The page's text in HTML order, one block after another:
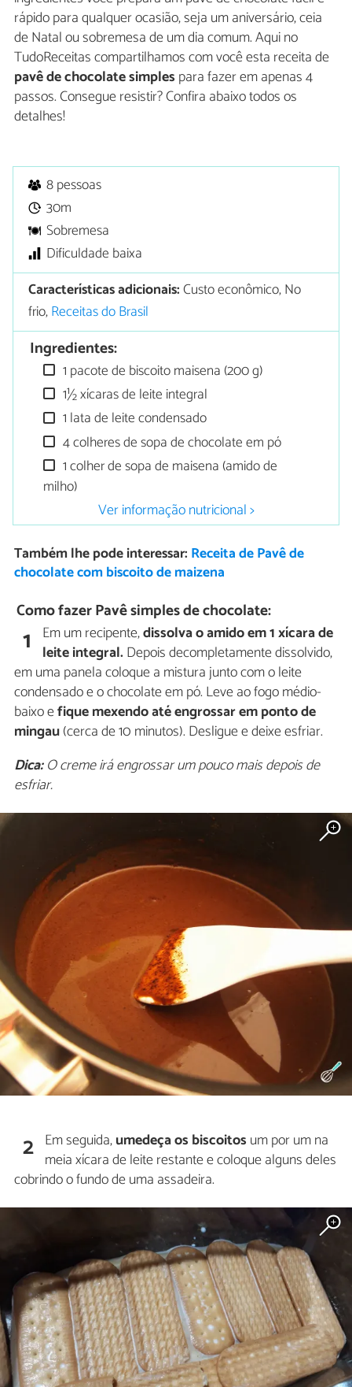
rápido para qualquer ocasião, seja um aniversário, ceia
de Natal ou sobremesa de um dia comum. Aqui no
TudoReceitas compartilhamos com você esta receita de
pavê de chocolate simples para fazer em apenas 4
passos. Consegue resistir? Confira abaixo todos os
detalhes!
8 pessoas
30m
Sobremesa
Dificuldade baixa
Características adicionais:Custo econômico, No
frio,Receitas do Brasil
Ingredientes:
1 pacote de biscoito maisena (200 g)
1½ xícaras de leite integral
1 lata de leite condensado
4 colheres de sopa de chocolate em pó
1 colher de sopa de maisena (amido de
milho)
Ver informação nutricional >
Também lhe pode interessar: Receita de Pavê de
chocolate com biscoito de maizena
Como fazer Pavê simples de chocolate:
1 Em um recipente,dissolva o amido em 1 xícara de
leite integral.Depois decompletamente dissolvido,
em uma panela coloque a mistura junto com o leite
condensado e o chocolate em pó. Leve ao fogo médio-
baixo efique mexendo até engrossar em ponto de
mingau(cerca de 10 minutos). Desligue e deixe esfriar.
Dica:O creme irá engrossar um pouco mais depois de
esfriar.
2 Em seguida,umedeça os biscoitos um por um na
meia xícara de leite restante e coloque alguns deles
cobrindo o fundo de uma assadeira.